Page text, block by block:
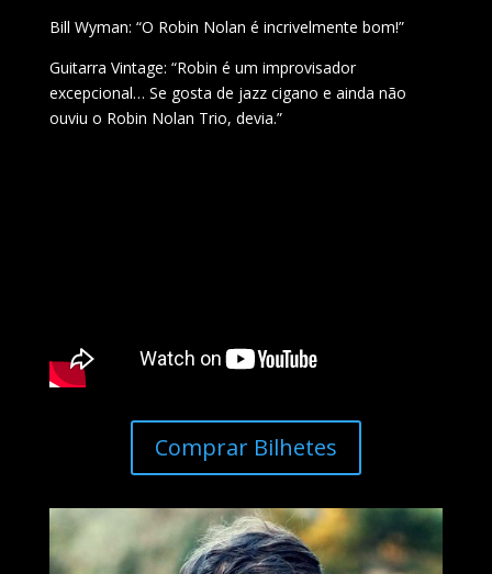
Bill Wyman: “O Robin Nolan é incrivelmente bom!”
Guitarra Vintage: “Robin é um improvisador
excepcional… Se gosta de jazz cigano e ainda não
ouviu o Robin Nolan Trio, devia.”
Comprar Bilhetes